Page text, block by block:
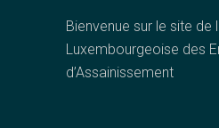
Bienvenue sur le site de
Luxembourgeoise des
d’Assainissement